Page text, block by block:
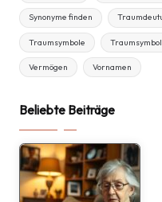
Synonyme finden
Traumsymbole
Vermögen Vornamen
Beliebte Beiträge